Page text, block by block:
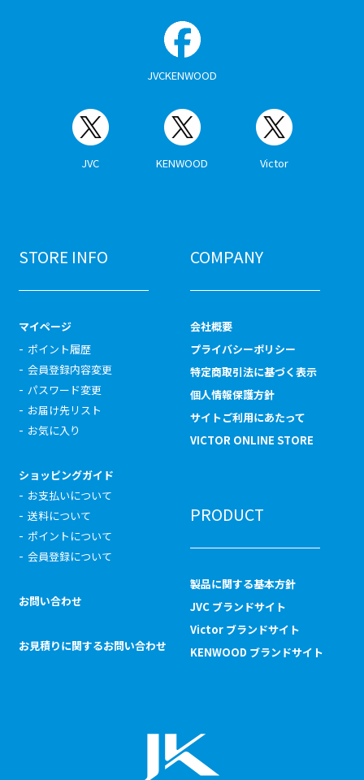
JVCKENWOOD
JVC KENWOOD Victor
STORE INFO
マイページ
ポイント履歴
会員登録内容変更
パスワード変更
お届け先リスト
お気に入り
ショッピングガイド
お支払いについて
送料について
ポイントについて
会員登録について
お問い合わせ
お見積りに関するお問い合わせ
COMPANY
会社概要
プライバシーポリシー
特定商取引法に基づく表示
個人情報保護方針
サイトご利用にあたって
VICTOR ONLINE STORE
PRODUCT
製品に関する基本方針
JVC ブランドサイト
Victor ブランドサイト
KENWOOD ブランドサイト